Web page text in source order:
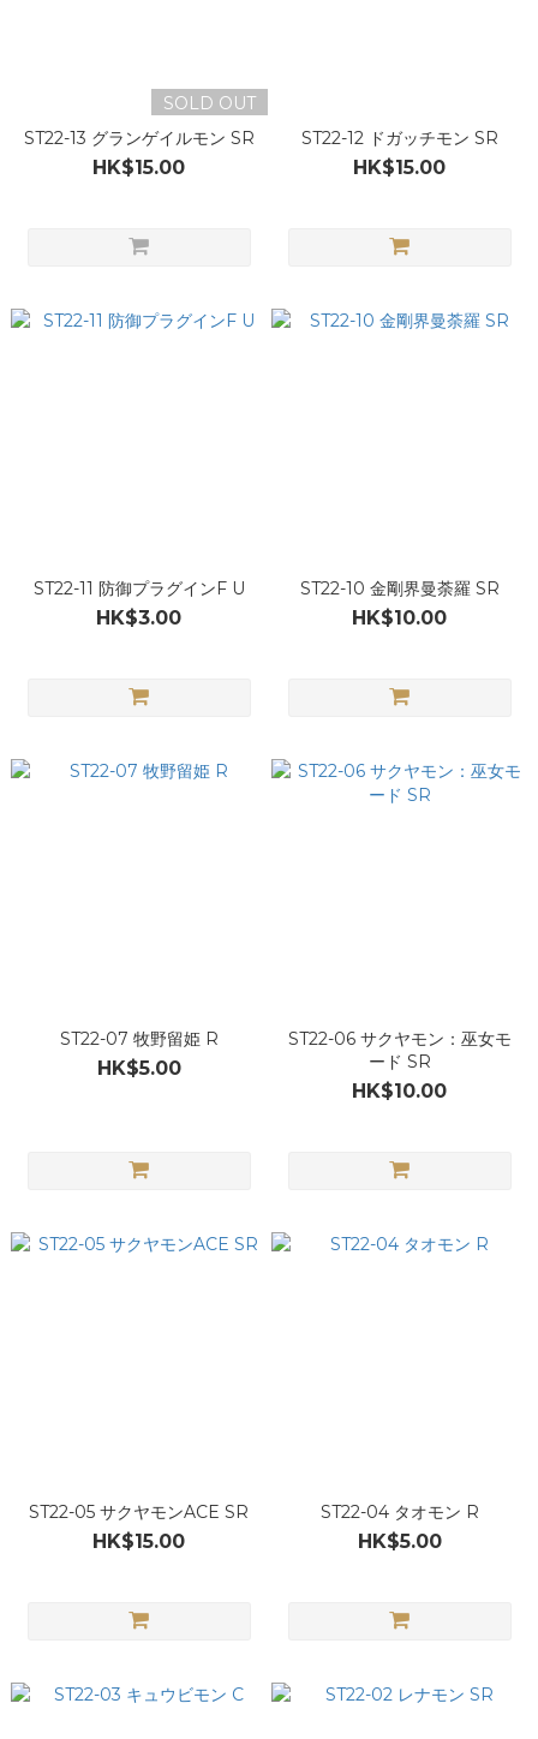
SOLD OUT
ST22-13 グランゲイルモン SR
HK$15.00
ST22-12 ドガッチモン SR
HK$15.00
ST22-11 防御プラグインF U
HK$3.00
ST22-10 金剛界曼荼羅 SR
HK$10.00
ST22-07 牧野留姫 R
HK$5.00
ST22-06 サクヤモン：巫女モ
ード SR
HK$10.00
ST22-05 サクヤモンACE SR
HK$15.00
ST22-04 タオモン R
HK$5.00